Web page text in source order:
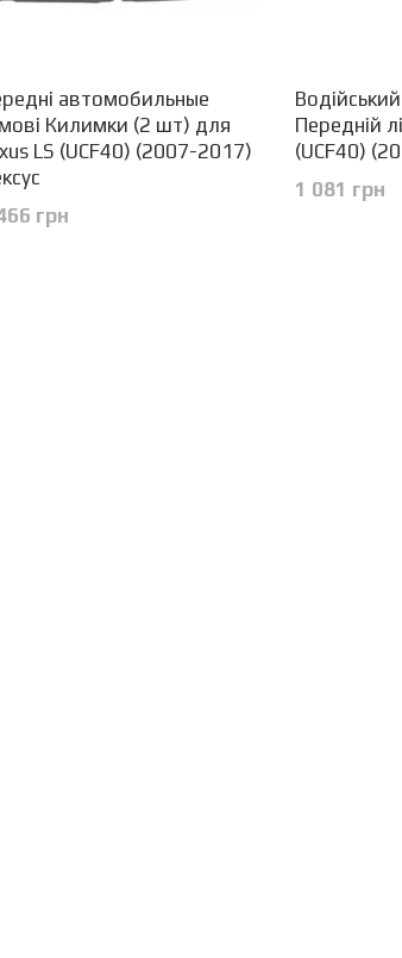
автомобильные
Килимки (2 шт) для
LS (UCF40) (2007-2017)
грн
Передній
(UCF40)
1 081 грн